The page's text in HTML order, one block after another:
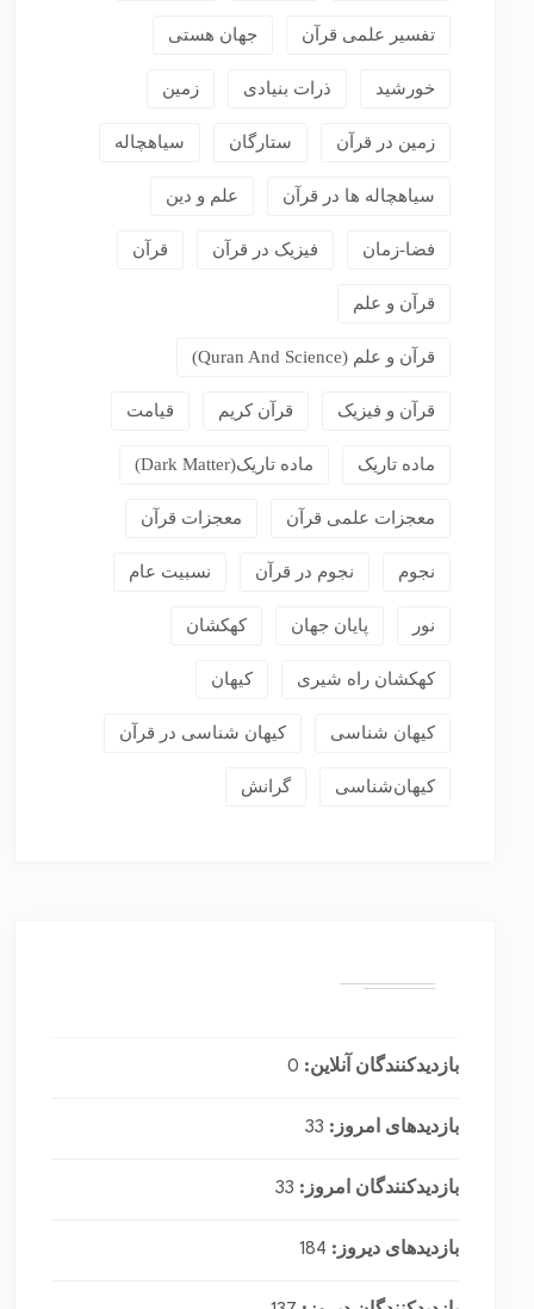
تفسیر علمی قرآن جهان هستی
خورشید ذرات بنیادی زمین
زمین در قرآن ستارگان سیاهچاله
سیاهچاله ها در قرآن علم و دین
فضا-زمان فیزیک در قرآن قرآن
قرآن و علم
قرآن و علم (Quran And Science)
قرآن و فیزیک قرآن کریم قیامت
ماده تاریک ماده تاریک(dark Matter)
معجزات علمی قرآن معجزات قرآن
نجوم نجوم در قرآن نسبیت عام
نور پایان جهان کهکشان
کهکشان راه شیری کیهان
کیهان شناسی کیهان شناسی در قرآن
کیهان‌شناسی گرانش
بازدیدکنندگان آنلاین: 0
بازدیدهای امروز: 33
بازدیدکنندگان امروز: 33
بازدیدهای دیروز: 184